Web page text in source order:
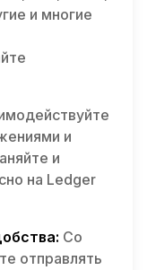
и многие
и
и
на Ledger
Со
отправлять